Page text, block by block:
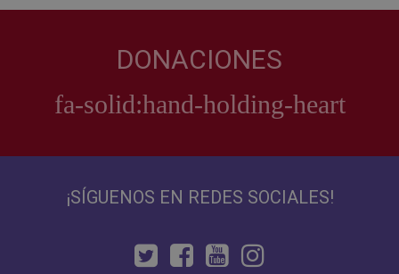
DONACIONES
¡SÍGUENOS EN REDES SOCIALES!